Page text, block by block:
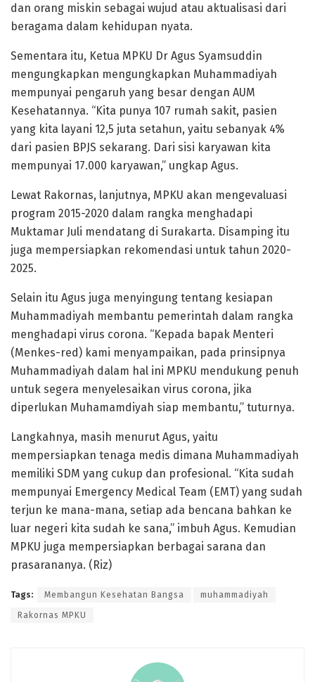
dan orang miskin sebagai wujud atau aktualisasi dari
beragama dalam kehidupan nyata.
Sementara itu, Ketua MPKU Dr Agus Syamsuddin
mengungkapkan mengungkapkan Muhammadiyah
mempunyai pengaruh yang besar dengan AUM
Kesehatannya. “Kita punya 107 rumah sakit, pasien
yang kita layani 12,5 juta setahun, yaitu sebanyak 4%
dari pasien BPJS sekarang. Dari sisi karyawan kita
mempunyai 17.000 karyawan,” ungkap Agus.
Lewat Rakornas, lanjutnya, MPKU akan mengevaluasi
program 2015-2020 dalam rangka menghadapi
Muktamar Juli mendatang di Surakarta. Disamping itu
juga mempersiapkan rekomendasi untuk tahun 2020-
2025.
Selain itu Agus juga menyingung tentang kesiapan
Muhammadiyah membantu pemerintah dalam rangka
menghadapi virus corona. “Kepada bapak Menteri
(Menkes-red) kami menyampaikan, pada prinsipnya
Muhammadiyah dalam hal ini MPKU mendukung penuh
untuk segera menyelesaikan virus corona, jika
diperlukan Muhamamdiyah siap membantu,” tuturnya.
Langkahnya, masih menurut Agus, yaitu
mempersiapkan tenaga medis dimana Muhammadiyah
memiliki SDM yang cukup dan profesional. “Kita sudah
mempunyai Emergency Medical Team (EMT) yang sudah
terjun ke mana-mana, setiap ada bencana bahkan ke
luar negeri kita sudah ke sana,” imbuh Agus. Kemudian
MPKU juga mempersiapkan berbagai sarana dan
prasarananya. (Riz)
Tags: Membangun Kesehatan Bangsa muhammadiyah
Rakornas MPKU